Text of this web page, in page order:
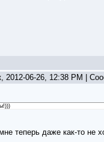
2012-06-26, 12:38 PM |
теперь даже как-то не